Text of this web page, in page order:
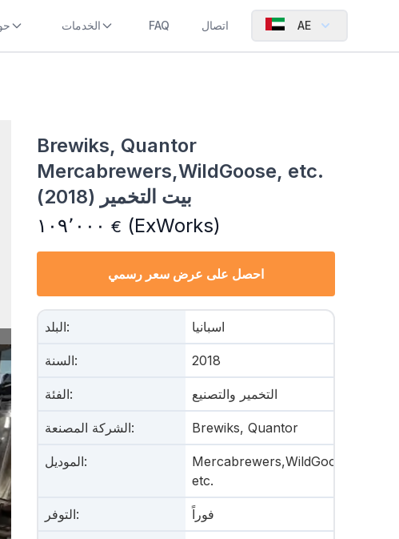
الخدمات FAQ اتصال AE
Brewiks, Quantor
Mercabrewers,WildGoose, etc.
بيت التخمير (2018)
١٠٩٬٠٠٠ € (ExWorks)
احصل على عرض سعر رسمي
البلد: اسبانيا
السنة: 2018
الفئة: التخمير والتصنيع
الشركة المصنعة: Brewiks, Quantor
الموديل:
Mercabrewers,WildGoose,
etc.
التوفر: فوراً